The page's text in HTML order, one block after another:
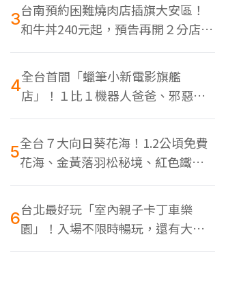
3台南預約困難燒肉店插旗大安區！
和牛丼240元起，預告再開２分店、
地點曝光
4全台首間「蠟筆小新電影旗艦
店」！１比１機器人爸爸、邪惡正
男，百款周邊買翻
5全台７大向日葵花海！1.2公頃免費
花海、金黃落羽松秘境、紅色鐵橋
同框
6台北最好玩「室內親子卡丁車樂
園」！入場不限時暢玩，還有大螢
幕Switch遊戲區